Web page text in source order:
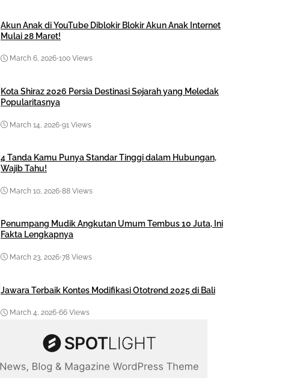
Akun Anak di YouTube Diblokir Blokir Akun Anak Internet
Mulai 28 Maret!
March 6, 2026•100 Views
Kota Shiraz 2026 Persia Destinasi Sejarah yang Meledak
Popularitasnya
March 14, 2026•91 Views
4 Tanda Kamu Punya Standar Tinggi dalam Hubungan,
Wajib Tahu!
March 10, 2026•88 Views
Penumpang Mudik Angkutan Umum Tembus 10 Juta, Ini
Fakta Lengkapnya
March 23, 2026•78 Views
Jawara Terbaik Kontes Modifikasi Ototrend 2025 di Bali
March 4, 2026•66 Views